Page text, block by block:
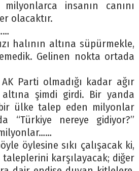
insanın canını
olacaktır.
halının altına süpürmekle,
Gelinen nokta ortada
Parti olmadığı kadar ağır
şimdi girdi. Bir yanda
ülke talep eden milyonlar
“Türkiye nereye gidiyor?”
öylesine sıkı çalışacak ki,
karşılayacak; diğer